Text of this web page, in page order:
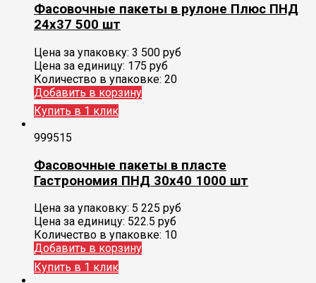
Фасовочные пакеты в рулоне Плюс ПНД
24х37 500 шт
Цена за упаковку: 3 500 руб
Цена за единицу: 175 руб
Количество в упаковке: 20
Добавить в корзину
Купить в 1 клик
999515
Фасовочные пакеты в пласте
Гастрономия ПНД 30х40 1000 шт
Цена за упаковку: 5 225 руб
Цена за единицу: 522.5 руб
Количество в упаковке: 10
Добавить в корзину
Купить в 1 клик